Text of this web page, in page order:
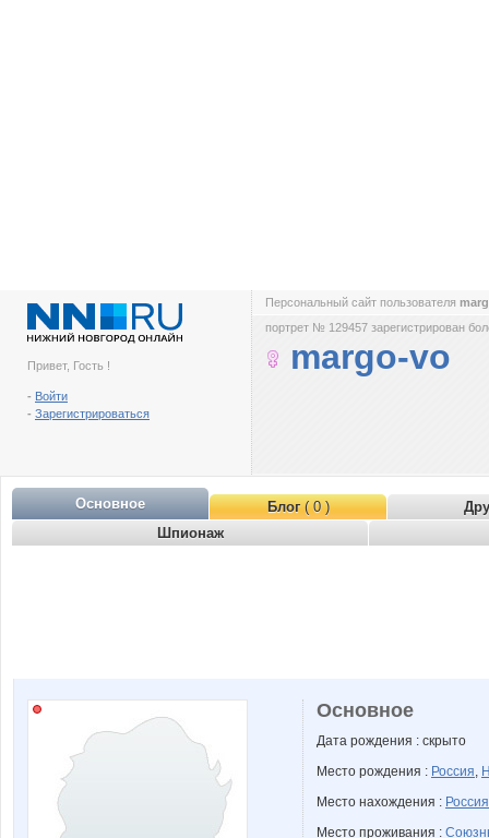
Привет, Гость !
- Войти
- Зарегистрироваться
Персональный сайт пользователя
портрет № 129457 зарегистрирован
margo-vo
Основное Блог( 0 )
Шпионаж
Основное
Дата рождения : скрыто
Место рождения : Россия,
Место нахождения : Россия
Место проживания :